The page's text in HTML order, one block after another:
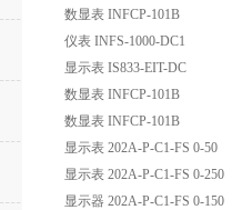
数显表 INFCP-101B
仪表 INFS-1000-DC1
显示表 IS833-EIT-DC
数显表 INFCP-101B
数显表 INFCP-101B
显示表 202A-P-C1-FS 0-50
显示表 202A-P-C1-FS 0-250
显示器 202A-P-C1-FS 0-150